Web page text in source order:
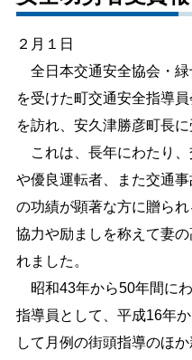
白 黒
２月１日
全日本交通安全協会・緑
を受けた町交通安全指導
を訪れ、安久津勝彦町長に
これは、長年にわたり、
や優良運転者、また交通
の功績が顕著な方に贈ら
協力や励ましを称えて妻
れました。
昭和43年から50年間に
指導員として、平成16年
して月例の街頭指導のほ